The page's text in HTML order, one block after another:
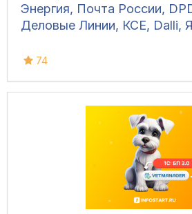
Энергия, Почта России,
Деловые Линии, КСЕ, Dalli,
74